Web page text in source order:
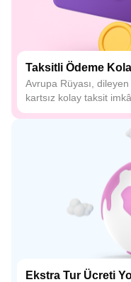
Taksitli Ödeme
Avrupa Rüyası, dileyen
kartsız kolay taksit
Ekstra Tur Ücreti